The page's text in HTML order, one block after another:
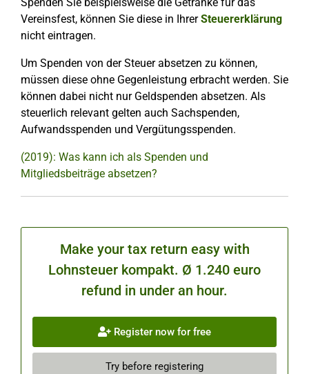
Vereinsfest, können Sie diese in IhrerSteuererklärung
nicht eintragen.
Um Spenden von der Steuer absetzen zu können,
müssen diese ohne Gegenleistung erbracht werden. Sie
können dabei nicht nur Geldspenden absetzen. Als
steuerlich relevant gelten auch Sachspenden,
Aufwandsspenden und Vergütungsspenden.
(2019): Was kann ich als Spenden und
Mitgliedsbeiträge absetzen?
Make your tax return easy with
Lohnsteuer kompakt. Ø 1.240 euro
refund in under an hour.
Register now for free
Try before registering